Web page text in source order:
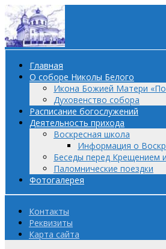
Главная
О соборе Николы Белого
Икона Божией Матери
Духовенство собора
Расписание богослужений
Деятельность прихода
Воскресная школа
Информация о
Беседы перед Крещением
Паломнические поездки
Фотогалерея
Контакты
Реквизиты
Карта сайта